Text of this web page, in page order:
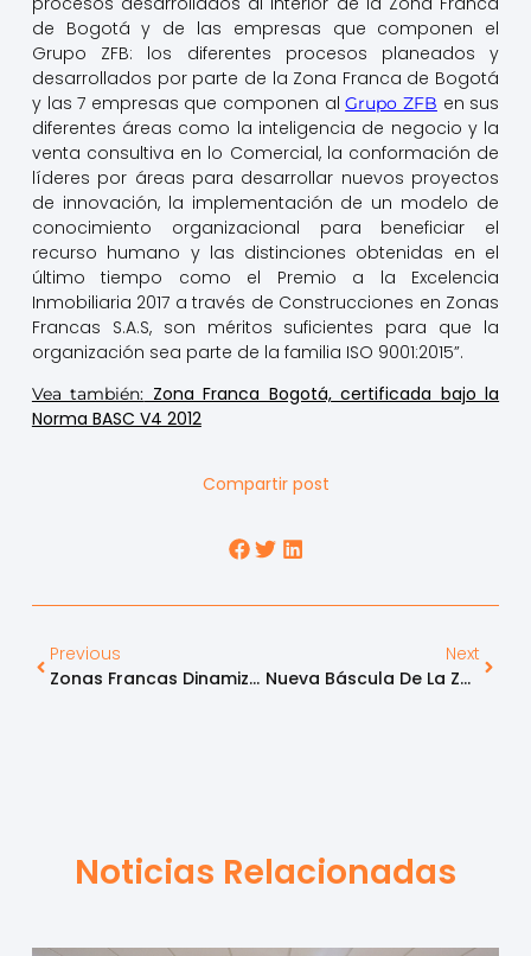
de Bogotá y de las empresas que componen el
Grupo ZFB: los diferentes procesos planeados y
desarrollados por parte de la Zona Franca de Bogotá
y las 7 empresas que componen alGrupo ZFB en sus
diferentes áreas como la inteligencia de negocio y la
venta consultiva en lo Comercial, la conformación de
líderes por áreas para desarrollar nuevos proyectos
de innovación, la implementación de un modelo de
conocimiento organizacional para beneficiar el
recurso humano y las distinciones obtenidas en el
último tiempo como el Premio a la Excelencia
Inmobiliaria 2017 a través de Construcciones en Zonas
Francas S.A.S, son méritos suficientes para que la
organización sea parte de la familia ISO 9001:2015”.
Vea también: Zona Franca Bogotá, certificada bajo la
Norma BASC V4 2012
Compartir post
Previous
Zonas Francas Dinamizan La Exploración De Hidrocarburos Offshore
Next
Nueva Báscula De La Zona Franca De Bogotá Reduce 30% De Tiempos De Salida
Noticias Relacionadas